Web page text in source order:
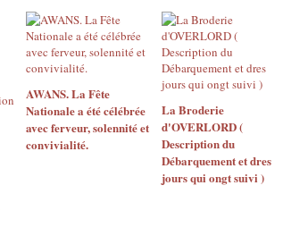
AWANS. La Fête
Nationale a été célébrée
avec ferveur, solennité et
convivialité.
La Broderie
d'OVERLORD (
Description du
Débarquement et dres
jours qui ongt suivi )